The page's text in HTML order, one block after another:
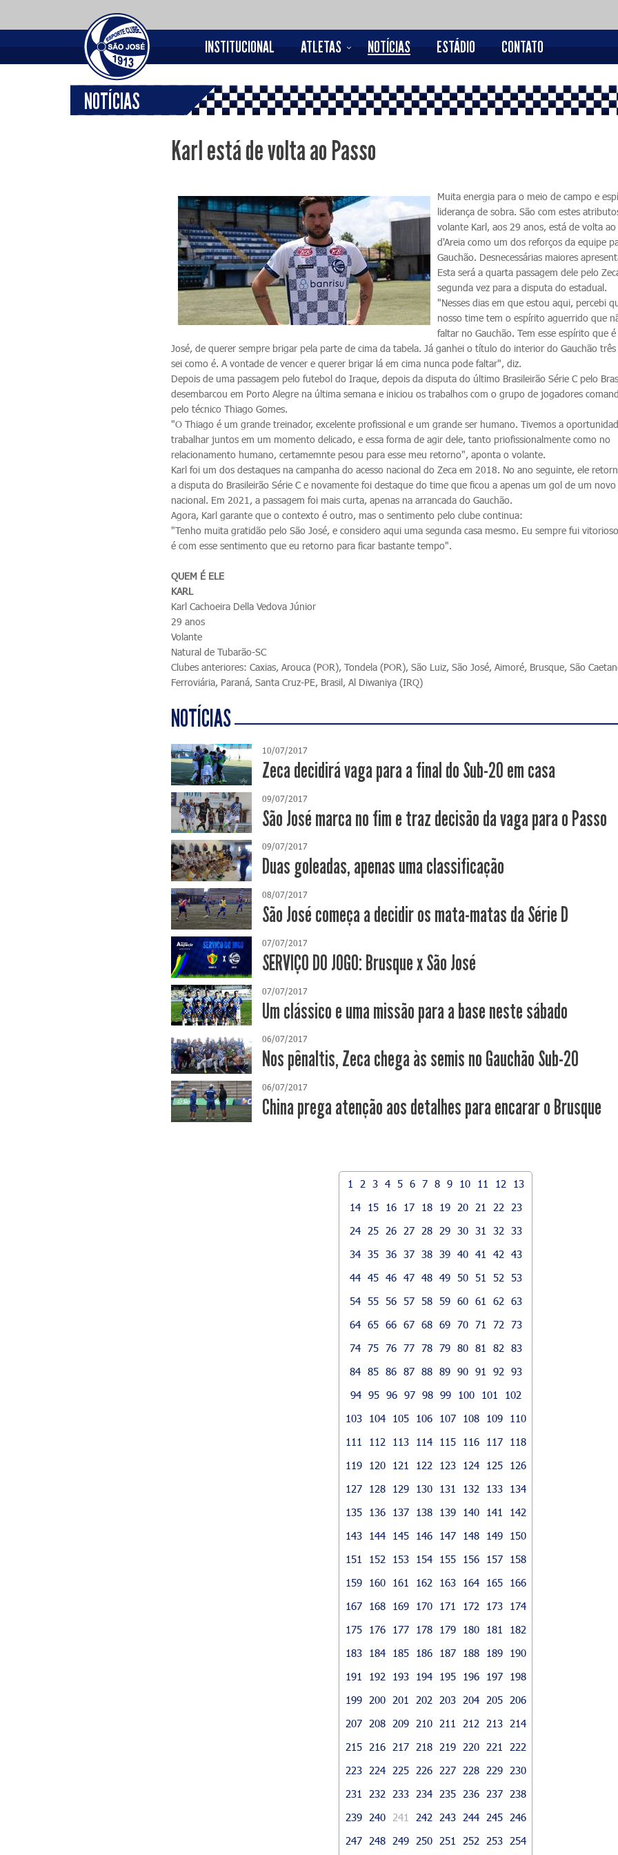
INSTITUCIONAL ATLETAS NOTÍCIAS ESTÁDIO CONTATO
NOTÍCIAS
Karl está de volta ao Passo
Muita energia para o meio de campo e
liderança de sobra. São com estes
volante Karl, aos 29 anos, está de volta ao
d'Areia como um dos reforços da equipe
Gauchão. Desnecessárias maiores
Esta será a quarta passagem dele pelo
segunda vez para a disputa do estadual.
"Nesses dias em que estou aqui, percebi
nosso time tem o espírito aguerrido que
faltar no Gauchão. Tem esse espírito que
José, de querer sempre brigar pela parte de cima da tabela. Já ganhei o título do interior do Gauchão três
sei como é. A vontade de vencer e querer brigar lá em cima nunca pode faltar", diz.
Depois de uma passagem pelo futebol do Iraque, depois da disputa do último Brasileirão Série C pelo
desembarcou em Porto Alegre na última semana e iniciou os trabalhos com o grupo de jogadores
pelo técnico Thiago Gomes.
"O Thiago é um grande treinador, excelente profissional e um grande ser humano. Tivemos a
trabalhar juntos em um momento delicado, e essa forma de agir dele, tanto priofissionalmente como no
relacionamento humano, certamemnte pesou para esse meu retorno", aponta o volante.
Karl foi um dos destaques na campanha do acesso nacional do Zeca em 2018. No ano seguinte, ele
a disputa do Brasileirão Série C e novamente foi destaque do time que ficou a apenas um gol de um novo
nacional. Em 2021, a passagem foi mais curta, apenas na arrancada do Gauchão.
Agora, Karl garante que o contexto é outro, mas o sentimento pelo clube continua:
"Tenho muita gratidão pelo São José, e considero aqui uma segunda casa mesmo. Eu sempre fui
é com esse sentimento que eu retorno para ficar bastante tempo".
QUEM É ELE
KARL
Karl Cachoeira Della Vedova Júnior
29 anos
Volante
Natural de Tubarão-SC
Clubes anteriores: Caxias, Arouca (POR), Tondela (POR), São Luiz, São José, Aimoré, Brusque, São
Ferroviária, Paraná, Santa Cruz-PE, Brasil, Al Diwaniya (IRQ)
NOTÍCIAS
10/07/2017
Zeca decidirá vaga para a final do Sub-20 em casa
09/07/2017
São José marca no fim e traz decisão da vaga para o Passo
09/07/2017
Duas goleadas, apenas uma classificação
08/07/2017
São José começa a decidir os mata-matas da Série D
07/07/2017
SERVIÇO DO JOGO: Brusque x São José
07/07/2017
Um clássico e uma missão para a base neste sábado
06/07/2017
Nos pênaltis, Zeca chega às semis no Gauchão Sub-20
06/07/2017
China prega atenção aos detalhes para encarar o Brusque
1 2 3 4 5 6 7 8 9 10 11 12
13
14
15 16 17 18 19 20 21 22
23
24
25 26 27 28 29 30 31 32
33
34 35 36 37 38 39 40 41 42
43
44 45 46 47 48 49 50 51 52
53
54 55 56 57 58 59 60 61 62
63
64 65 66 67 68 69 70 71 72
73
74 75 76 77 78 79 80 81 82
83
84 85 86 87 88 89 90 91 92
93
94 95 96 97 98 99 100 101
102
103
104 105 106 107 108 109
110
111
112 113 114 115 116 117
118
119
120 121 122 123 124 125
126
127
128 129 130 131 132 133
134
135
136 137 138 139 140 141
142
143
144 145 146 147 148 149
150
151
152 153 154 155 156 157
158
159
160 161 162 163 164 165
166
167
168 169 170 171 172 173
174
175
176 177 178 179 180 181
182
183
184 185 186 187 188 189
190
191
192 193 194 195 196 197
198
199
200 201 202 203 204 205
206
207
208 209 210 211 212 213
214
215
216 217 218 219 220 221
222
223
224 225 226 227 228 229
230
231
232 233 234 235 236 237
238
239
240 241 242 243 244 245
246
247
248 249 250 251 252 253 254